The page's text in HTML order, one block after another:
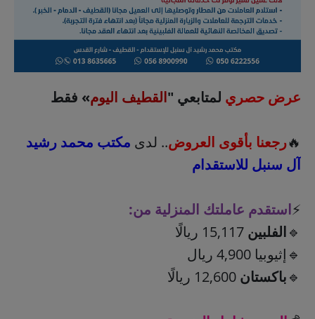
عرض حصري لمتابعي "القطيف اليوم» فقط
🔥رجعنا بأقوى العروض.. لدى مكتب محمد رشيد
آل سنبل للاستقدام
⚡️استقدم عاملتك المنزلية من:
🔹الفلبين
🔹إثيوبيا 4,900 ريال
🔹باكستان